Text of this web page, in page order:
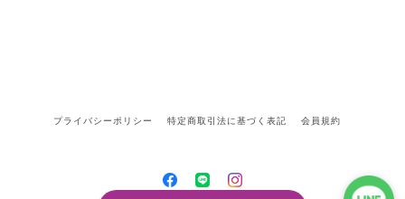
プライバシーポリシー 特定商取引法に基づく表記 会員規約